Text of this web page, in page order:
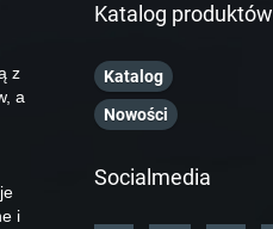
z
a
i
Katalog produktów
Katalog
Nowości
Socialmedia